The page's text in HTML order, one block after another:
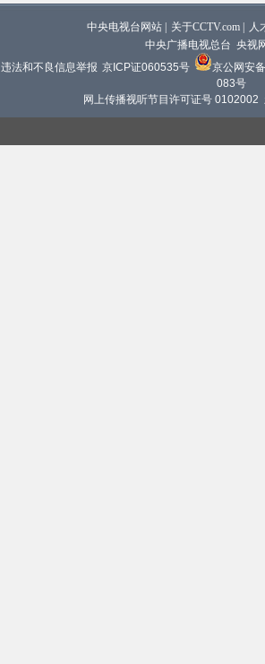
中央电视台网站 关于CCTV.com
人
中央广播电视总台 央视
违法和不良信息举报 京ICP证060535号
京公网安
083号
网上传播视听节目许可证号